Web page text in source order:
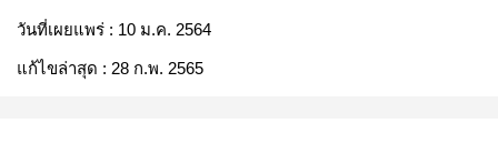
วันที่เผยแพร่ : 10 ม.ค. 2564
แก้ไขล่าสุด : 28 ก.พ. 2565